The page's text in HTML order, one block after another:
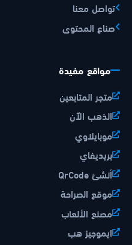
تواصل معنا
صناع المحتوى
مواقع مفيدة
متجر المتابعين
الذهب الآن
موبايلاوي
بريديفاي
أنشئ QrCode
موقع الصراحة
مصنع الألعاب
ايموجيز هب